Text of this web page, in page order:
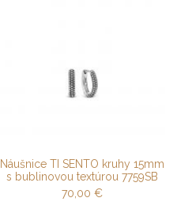
Náušnice TI SENTO kruhy 15mm
s bublinovou textúrou 7759SB
70,00 €